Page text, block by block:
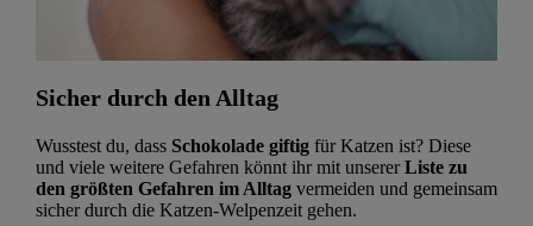
Sicher durch den Alltag
Wusstest du, dass Schokolade giftig für Katzen ist? Diese
und viele weitere Gefahren könnt ihr mit unsererListe zu
den größten Gefahren im Alltag vermeiden und gemeinsam
sicher durch die Katzen-Welpenzeit gehen.